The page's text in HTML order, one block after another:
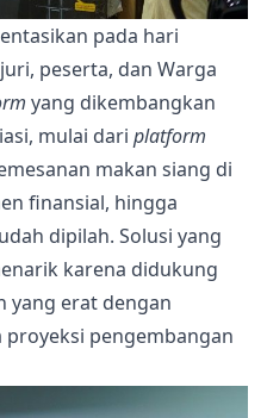
pada hari
peserta, dan Warga
yang dikembangkan
mulai dari platform
makan siang di
finansial, hingga
dipilah. Solusi yang
karena didukung
yang erat dengan
pengembangan